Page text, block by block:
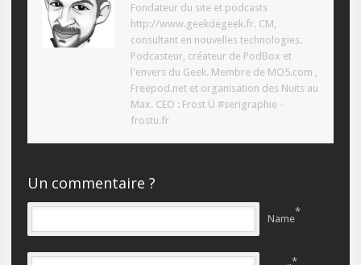
Fondateur du site et podcasts
http://www.geekdegeek.fr. CM,
consultant en nouvelles technologies.
Podcasteur, créateur de PodBox et
l'envers du Geek. Membre de MO5.com ,
Freepod.net et organisation des Nuits au
Max. CEO : Frost Ü #serigraphie -
frostu.fr
Un commentaire ?
Name
*
*